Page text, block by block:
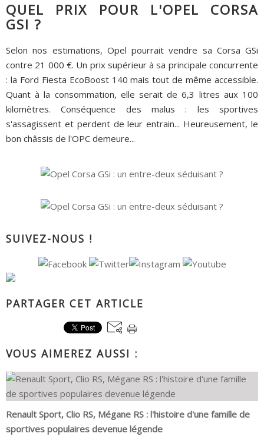
QUEL PRIX POUR L'OPEL CORSA
GSI ?
Selon nos estimations, Opel pourrait vendre sa Corsa GSi
contre 21 000 €. Un prix supérieur à sa principale concurrente
: la Ford Fiesta EcoBoost 140 mais tout de même accessible.
Quant à la consommation, elle serait de 6,3 litres aux 100
kilomètres. Conséquence des malus : les sportives
s'assagissent et perdent de leur entrain... Heureusement, le
bon châssis de l'OPC demeure...
SUIVEZ-NOUS !
PARTAGER CET ARTICLE
VOUS AIMEREZ AUSSI :
Renault Sport, Clio RS, Mégane RS : l'histoire d'une famille de
sportives populaires devenue légende